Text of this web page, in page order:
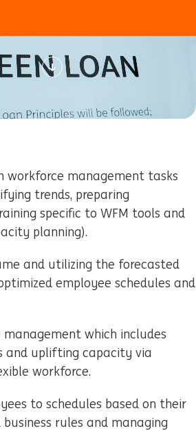
workforce management tasks
trends, preparing
specific to WFM tools and
planning).
and utilizing the forecasted
employee schedules and
management which includes
and uplifting capacity via
workforce.
to schedules based on their
rules and managing